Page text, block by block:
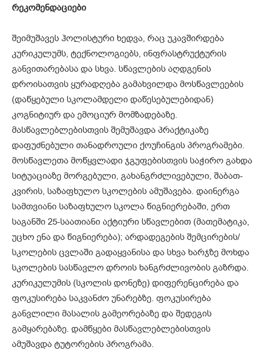
რეკომენდაციები
შეიმუშავეს ჰოლისტური ხედვა, რაც უკავშირდება
კურიკულუმს, ტექნოლოგიებს, ინფრასტრუქტურის
განვითარებასა და სხვა. სწავლების აღდგენის
დროისათვის ყურადღება გამახვილდა მოსწავლეების
(დაწყებული სკოლამდელი დაწესებულებიდან)
კოგნიტიურ და ემოციურ მომზადებაზე.
მასწავლებლებისთვის შემუშავდა პრაქტიკაზე
დაფუძნებული თანადროული ქოუჩინგის პროგრამები.
მოსწავლეთა მოწყვლადი ჯგუფებისთვის საჭირო გახდა
სიტუაციაზე მორგებული, გახანგრძლივებული, შაბათ-
კვირის, საზაფხულო სკოლების ამუშავება. დაინერგა
სამთვიანი საზაფხულო სკოლა წიგნიერებაში, ერთ
საგანში 25-საათიანი აქტიური სწავლებით (მათემატიკა,
უცხო ენა და წიგნიერება); არდადეგების შემცირების/
სკოლების ცვლაში გადაყვანისა და სხვა ხარჯზე მოხდა
სკოლების სასწავლო დროის ხანგრძლივობის გაზრდა.
კურიკულუმის (სკოლის დონეზე) დიფერენცირება და
ფოკუსირება საკვანძო უნარებზე. ფოკუსირება
განვლილი მასალის გამეორებაზე და შედეგის
გამყარებაზე. დამწყები მასწავლებლებისთვის
ამუშავდა ტუტორების პროგრამა.